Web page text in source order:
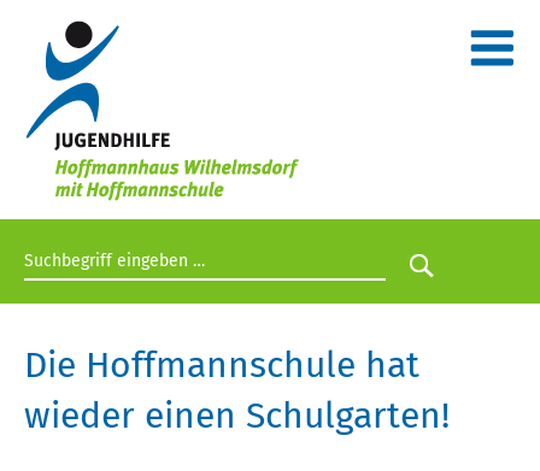
Suchbegriff eingeben
Suche
Die Hoffmannschule hat
wieder einen Schulgarten!